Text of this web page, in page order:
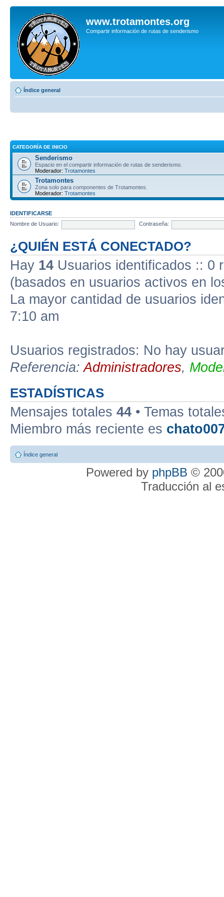
www.trotamontes.org
Compartir información de rutas de senderismo
Índice general
CATEGORÍA DE INICIO
Senderismo
Espacio en el compartir información de rutas de senderismo.
Moderador: Trotamontes
Trotamontes
Zona solo para componentes de Trotamontes.
Moderador: Trotamontes
IDENTIFICARSE
Nombre de Usuario:
Contraseña:
¿QUIÉN ESTÁ CONECTADO?
Hay 14 Usuarios identificados :: 0
(basados en usuarios activos en
La mayor cantidad de usuarios
7:10 am
Usuarios registrados: No hay
Referencia:Administradores,
ESTADÍSTICAS
Mensajes totales 44 • Temas
Miembro más reciente es
Índice general
Powered by phpBB ©
Traducción al